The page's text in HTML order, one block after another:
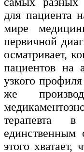
искусств
Средства
Управление в
Ветеринария
Подготовка к
для пациента
мире
первичной
осматривает,
пациентов на
узкого
же
терапевта
единственным
этого хватает,